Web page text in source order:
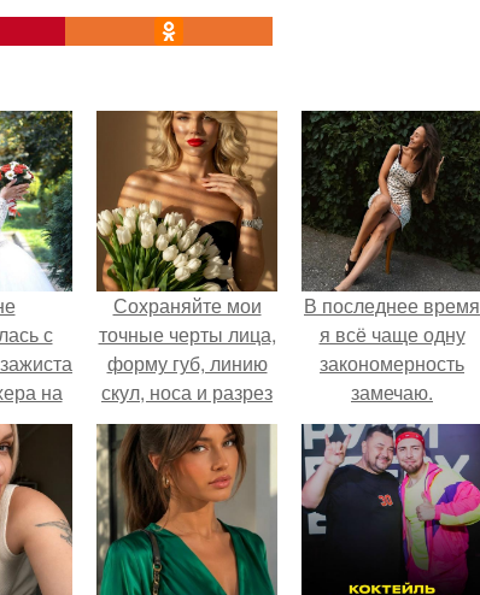
с
на
или
Сохраняйте мои
точные черты лица,
форму губ, линию
скул, носа и разрез
глаз.
В последнее время
я всё чаще одну
закономерность
замечаю.